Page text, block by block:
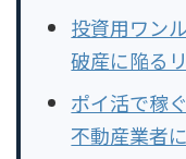
投資用ワン
破産に陥る
ポイ活で稼
不動産業者